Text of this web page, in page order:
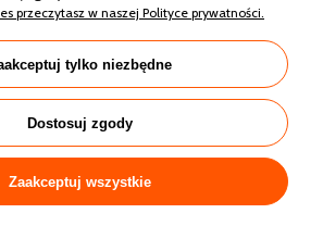
Zakupy
przeczytasz w naszej Polityce prywatności.
tylko niezbędne
Dostosuj zgody
Zaakceptuj wszystkie